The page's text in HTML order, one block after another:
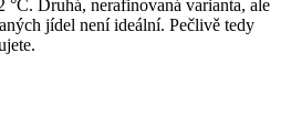
°C. Druhá, nerafinovaná varianta, ale
jídel není ideální. Pečlivě tedy